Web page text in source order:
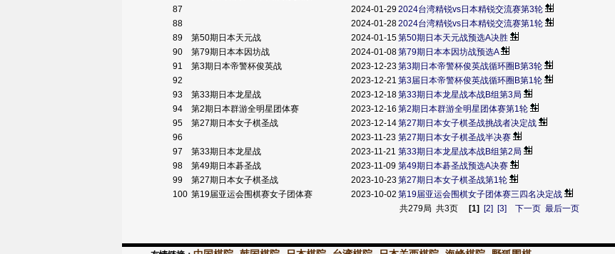
87
2024-01-292024台湾精锐vs日本精锐交流赛第3轮
88
2024-01-282024台湾精锐vs日本精锐交流赛第1轮
89
第50期日本天元战 2024-01-15第50期日本天元战预选A决胜
90
第79期日本本因坊战 2024-01-08第79期日本本因坊战预选A
91
第3期日本帝警杯俊英战 2023-12-23第3期日本帝警杯俊英战循环圈B第3轮
92
2023-12-21 第3届日本帝警杯俊英战循环圈B第1轮
93
第33期日本龙星战 2023-12-18第33期日本龙星战本战B组第3局
94
第2期日本群游全明星团体赛 2023-12-16 第2期日本群游全明星团体赛第1轮
95
第27期日本女子棋圣战 2023-12-14第27期日本女子棋圣战挑战者决定战
96
2023-11-23 第27期日本女子棋圣战半决赛
97
第33期日本龙星战 2023-11-21 第33期日本龙星战本战B组第2局
98
第49期日本碁圣战 2023-11-09 第49期日本碁圣战预选A决赛
99
第27期日本女子棋圣战 2023-10-23第27期日本女子棋圣战第1轮
100 第19届亚运会围棋赛女子团体赛 2023-10-02 第19届亚运会围棋女子团体赛三四名决定战
共279局 共3页
[1] [2] [3] 下一页 最后一页